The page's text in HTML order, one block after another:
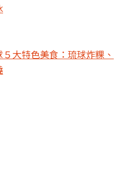
大特色美食：琉球炸粿、